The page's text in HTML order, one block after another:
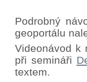
Podrobný
geoportálu
Videonávod k
při semináři
textem.